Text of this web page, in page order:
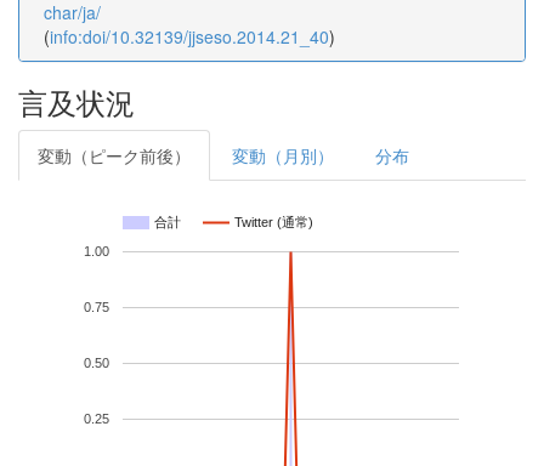
char/ja/
(info:doi/10.32139/jjseso.2014.21_40)
言及状況
変動（ピーク前後） 変動（月別） 分布
合計 Twitter (通常)
0.25
0.50
0.75
1.00